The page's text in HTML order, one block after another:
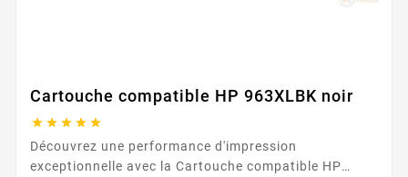
Cartouche compatible HP 963XLBK noir
    
Découvrez une performance d'impression
exceptionnelle avec la Cartouche compatible HP